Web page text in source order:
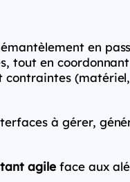
en
tout en
contraintes
à gérer,
agileface aux